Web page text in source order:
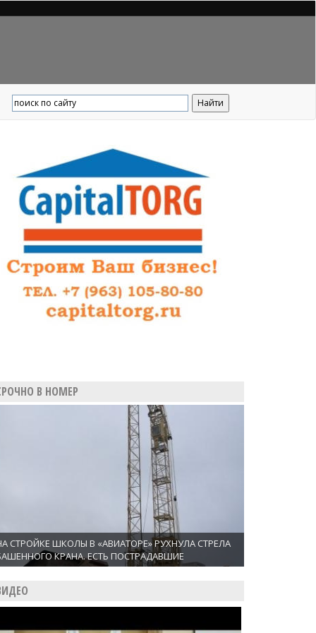
В НОМЕР
СТРОЙКЕ ШКОЛЫ В «АВИАТОРЕ» РУХНУЛА СТРЕЛА
КРАНА. ЕСТЬ ПОСТРАДАВШИЕ